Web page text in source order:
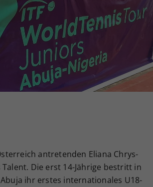
antretenden Eliana Chrys-
Die erst 14-Jährige bestritt in
ihr erstes internationales U18-
Ihrer vorgenommen Einstellungen, falls der
Webseiten-Betreiber dies eingestellt hat.